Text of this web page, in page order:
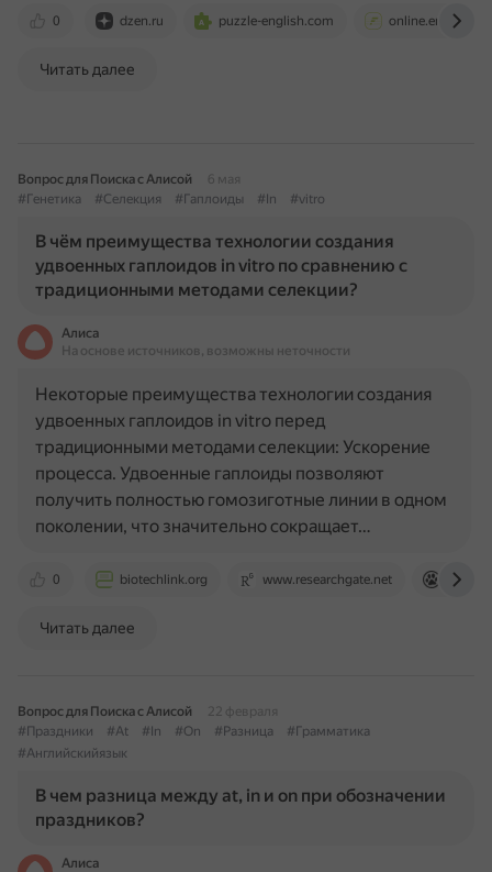
0 dzen.ru puzzle-english.com
Читать далее
Вопрос для Поиска с Алисой
6 мая
#Генетика
#Селекция #Гаплоиды #In #vitro
В чём преимущества технологии создания
удвоенных гаплоидов in vitro по сравнению с
традиционными методами селекции?
Алиса
На основе источников, возможны неточности
0 biotechlink.org www.researchgate.net
Некоторые преимущества технологии создания
удвоенных гаплоидов in vitro перед
традиционными методами селекции: Ускорение
процесса. Удвоенные гаплоиды позволяют
получить полностью гомозиготные линии в одном
поколении, что значительно сокращает…
Читать далее
Вопрос для Поиска с Алисой
22 февраля
#Праздники
#At #In #On #Разница
#Грамматика
#Английскийязык
В чем разница между at, in и on при обозначении
праздников?
Алиса